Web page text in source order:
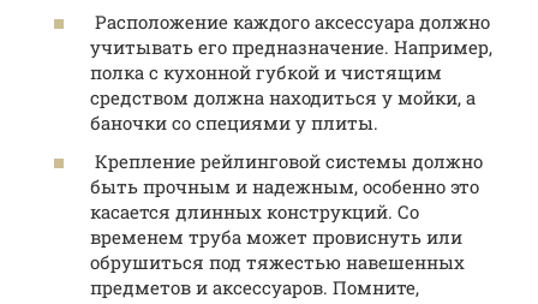
Расположение каждого аксессуара должно
учитывать его предназначение. Например,
полка с кухонной губкой и чистящим
средством должна находиться у мойки, а
баночки со специями у плиты.
Крепление рейлинговой системы должно
быть прочным и надежным, особенно это
касается длинных конструкций. Со
временем труба может провиснуть или
обрушиться под тяжестью навешенных
предметов и аксессуаров. Помните,